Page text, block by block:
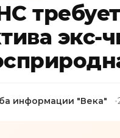
экс-
информации "Века"